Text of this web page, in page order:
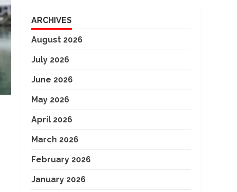
ARCHIVES
August 2026
July 2026
June 2026
May 2026
April 2026
March 2026
February 2026
January 2026